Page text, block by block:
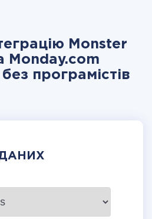
Monster
Monday.com
програмістів